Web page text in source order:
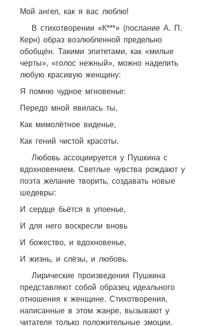
Мой ангел, как я вас люблю!
В стихотворении «К***» (послание А. П.
Керн) образ возлюбленной предельно
обобщён. Такими эпитетами, как «милые
черты», «голос нежный», можно наделить
любую красивую женщину:
Я помню чудное мгновенье:
Передо мной явилась ты,
Как мимолётное виденье,
Как гений чистой красоты.
Любовь ассоциируется у Пушкина с
вдохновением. Светлые чувства рождают у
поэта желание творить, создавать новые
шедевры:
И сердце бьётся в упоенье,
И для него воскресли вновь
И божество, и вдохновенье,
И жизнь, и слёзы, и любовь.
Лирические произведения Пушкина
представляют собой образец идеального
отношения к женщине. Стихотворения,
написанные в этом жанре, вызывают у
читателя только положительные эмоции.